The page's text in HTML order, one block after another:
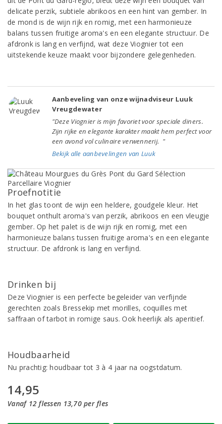
delicate perzik, subtiele abrikoos en een hint van gember. In
de mond is de wijn rijk en romig, met een harmonieuze
balans tussen fruitige aroma's en een elegante structuur. De
afdronk is lang en verfijnd, wat deze Viognier tot een
uitstekende keuze maakt voor bijzondere gelegenheden.
Aanbeveling van onze wijnadviseur Luuk
Vreugdewater
"Deze Viognier is mijn favoriet voor speciale diners.
Zijn rijke en elegante karakter maakt hem perfect voor
een avond vol culinaire verwennerij. "
Bekijk alle aanbevelingen van Luuk
Proefnotitie
In het glas toont de wijn een heldere, goudgele kleur. Het
bouquet onthult aroma's van perzik, abrikoos en een vleugje
gember. Op het palet is de wijn rijk en romig, met een
harmonieuze balans tussen fruitige aroma's en een elegante
structuur. De afdronk is lang en verfijnd.
Drinken bij
Deze Viognier is een perfecte begeleider van verfijnde
gerechten zoals Bressekip met morilles, coquilles met
saffraan of tarbot in romige saus. Ook heerlijk als aperitief.
Houdbaarheid
Nu prachtig: houdbaar tot 3 à 4 jaar na oogstdatum.
14,95
Vanaf 12 flessen 13,70 per fles